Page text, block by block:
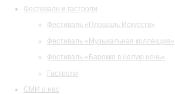
Фестивали и гастроли
Фестиваль «Площадь Искусств»
Фестиваль «Музыкальная коллекция»
Фестиваль «Барокко в белую ночь»
Гастроли
СМИ о нас